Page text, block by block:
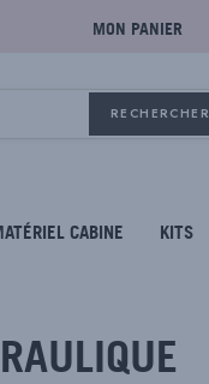
MON PANIER
RECHERCHER
CABINE KITS